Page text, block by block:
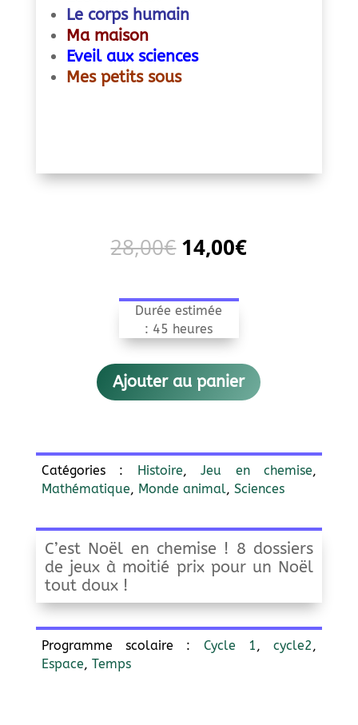
Le corps humain
Ma maison
Eveil aux sciences
Mes petits sous
28,00€ Le
prix
était :
28,00€.
14,00€Le
Durée estimée
: 45 heures
Ajouter au panier
Catégories : Histoire,Jeu en chemise,
Mathématique, Monde animal, Sciences
C’est Noël en chemise ! 8 dossiers
de jeux à moitié prix pour un Noël
tout doux !
Programme scolaire : Cycle 1 ,cycle2 ,
Espace, Temps